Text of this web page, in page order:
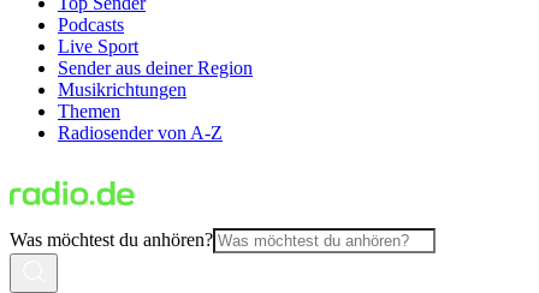
Podcasts
Live Sport
Sender aus deiner Region
Musikrichtungen
Themen
Radiosender von A-Z
Was möchtest du anhören?